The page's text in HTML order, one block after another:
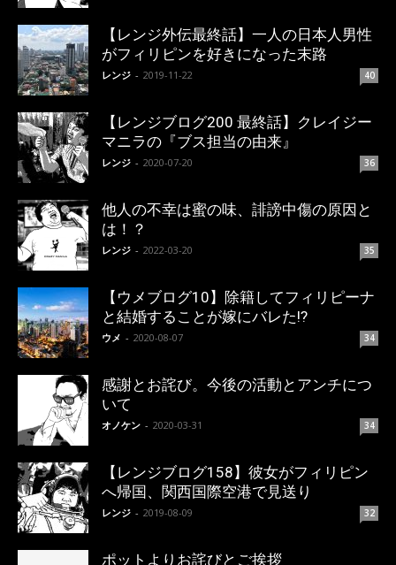
【レンジ外伝最終話】一人の日本人男性
がフィリピンを好きになった末路
レンジ - 2019-11-22 40
【レンジブログ200 最終話】クレイジー
マニラの『ブス担当の由来』
レンジ - 2020-07-20 36
他人の不幸は蜜の味、誹謗中傷の原因と
は！？
レンジ - 2022-03-20 35
【ウメブログ10】除籍してフィリピーナ
と結婚することが嫁にバレた!?
ウメ - 2020-08-07 34
感謝とお詫び。今後の活動とアンチにつ
いて
オノケン - 2020-03-31 34
【レンジブログ158】彼女がフィリピン
へ帰国、関西国際空港で見送り
レンジ - 2019-08-09 32
ポットよりお詫びとご挨拶